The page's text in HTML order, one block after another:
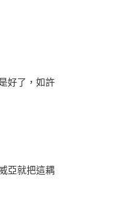
好了，如許
亞就把這耦